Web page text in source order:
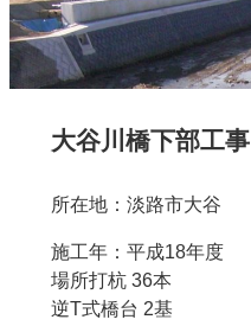
大谷川橋下部工事
所在地：淡路市大谷
施工年：平成18年度
場所打杭 36本
逆T式橋台 2基